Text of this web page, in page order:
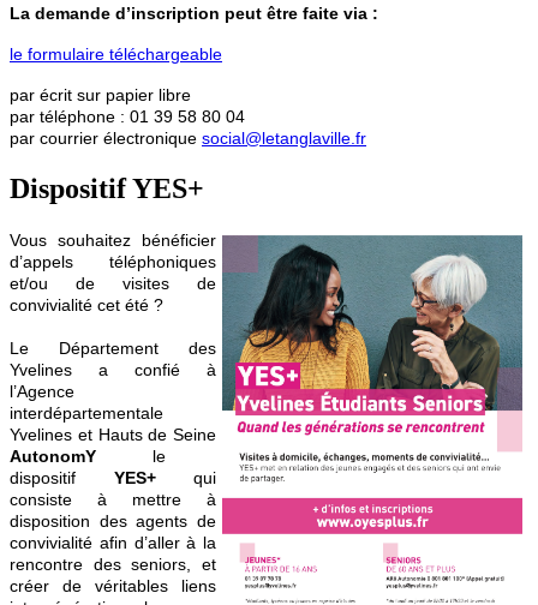
La demande d’inscription peut être faite via :
le formulaire téléchargeable
par écrit sur papier libre
par téléphone : 01 39 58 80 04
par courrier électronique social@letanglaville.fr
Dispositif YES+
Vous souhaitez bénéficier
d’appels téléphoniques
et/ou de visites de
convivialité cet été ?
Le Département des
Yvelines a confié à
l’Agence
interdépartementale
Yvelines et Hauts de Seine
AutonomY le
dispositif YES+ qui
consiste à mettre à
disposition des agents de
convivialité afin d’aller à la
rencontre des seniors, et
créer de véritables liens